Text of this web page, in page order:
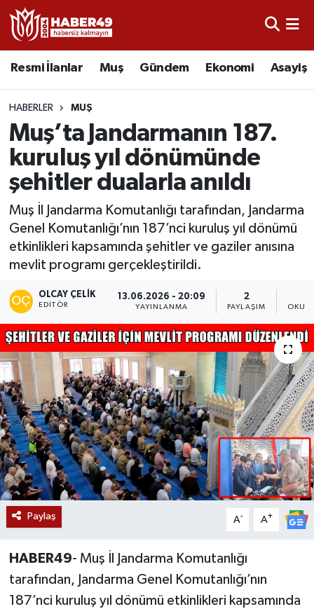
Resmi İlanlar Muş Gündem Ekonomi Asayiş
HABERLER MUŞ
Muş’ta Jandarmanın 187.
kuruluş yıl dönümünde
şehitler dualarla anıldı
Muş İl Jandarma Komutanlığı tarafından, Jandarma
Genel Komutanlığı’nın 187’nci kuruluş yıl dönümü
etkinlikleri kapsamında şehitler ve gaziler anısına
mevlit programı gerçekleştirildi.
OLCAY ÇELIK
EDITÖR
13.06.2026 - 20:09
YAYINLANMA
2
PAYLAŞIM
Paylaş A- A+
HABER49- Muş İl Jandarma Komutanlığı
tarafından, Jandarma Genel Komutanlığı’nın
187’nci kuruluş yıl dönümü etkinlikleri kapsamında
Resmi İlanlar
Asayiş
Bölge
Eğitim
Sağlık
Gündem
Spor
Siyaset
Teknoloji
Kültür Sanat
Muş
Hasköy
Korkut
Bulanık
Malazgirt
Uşak Nöbetçi Eczaneler
Uşak Hava Durumu
Uşak Namaz Vakitleri
Uşak Trafik Yoğunluk Haritası
Tüm Manşetler
Son Dakika Haberleri
Haber Arşivi